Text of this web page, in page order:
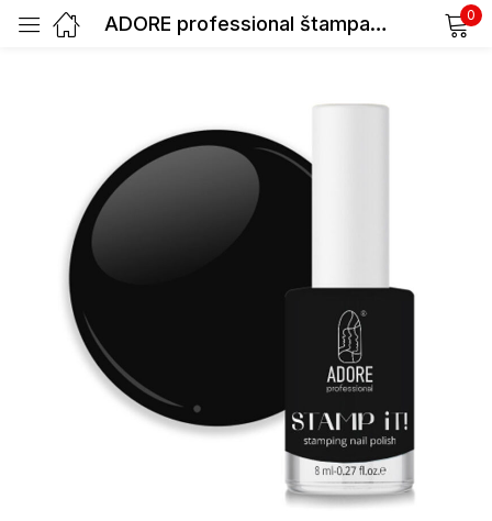
ADORE professional štampavimo lakas Nr. 02 charcoal, 8 ml 0
Prisiminti slaptažodį
Pamiršote slaptažodį?
Registracija